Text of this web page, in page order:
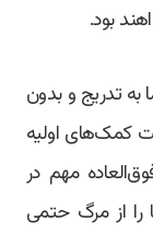
بود.
تدریج و بدون
کمک‌های اولیه
مهم در
از مرگ حتمی